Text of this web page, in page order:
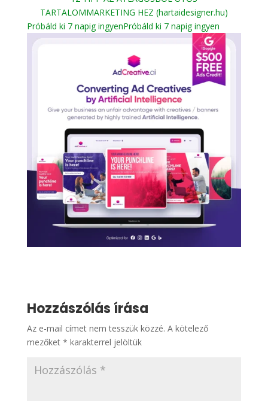
TARTALOMMARKETING HEZ (hartaidesigner.hu)
Próbáld ki 7 napig ingyenPróbáld ki 7 napig ingyen
Hozzászólás írása
Az e-mail címet nem tesszük közzé. A kötelező
mezőket * karakterrel jelöltük